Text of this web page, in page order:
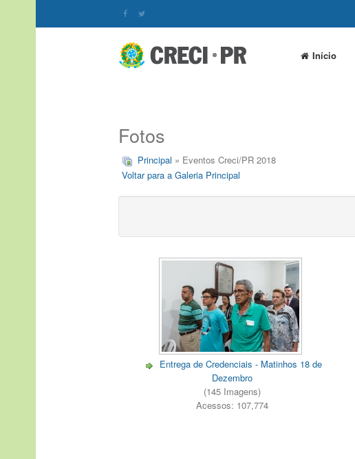
Início
Fotos
Principal » Eventos Creci/PR 2018
Voltar para a Galeria Principal
Entrega de Credenciais - Matinhos 18 de
Dezembro
(145 Imagens)
Acessos: 107,774